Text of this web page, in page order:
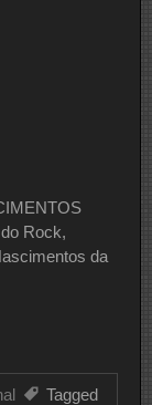
Rock,
da
Tagged